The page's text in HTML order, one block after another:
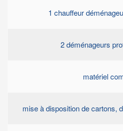
1 chauffeur
2 déménageurs
matériel
mise à disposition de cartons,